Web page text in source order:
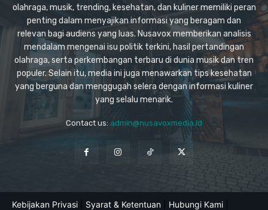
olahraga, musik, trending, kesehatan, dan kuliner memiliki peran
penting dalam menyajikan informasi yang beragam dan
relevan bagi audiens yang luas. Nusavox memberikan analisis
mendalam mengenai isu politik terkini, hasil pertandingan
olahraga, serta perkembangan terbaru di dunia musik dan tren
populer. Selain itu, media ini juga menawarkan tips kesehatan
yang berguna dan menggugah selera dengan informasi kuliner
yang selalu menarik.
Contact us: admin@nusavoxmedia.id
Kebijakan Privasi Syarat & Ketentuan Hubungi Kami